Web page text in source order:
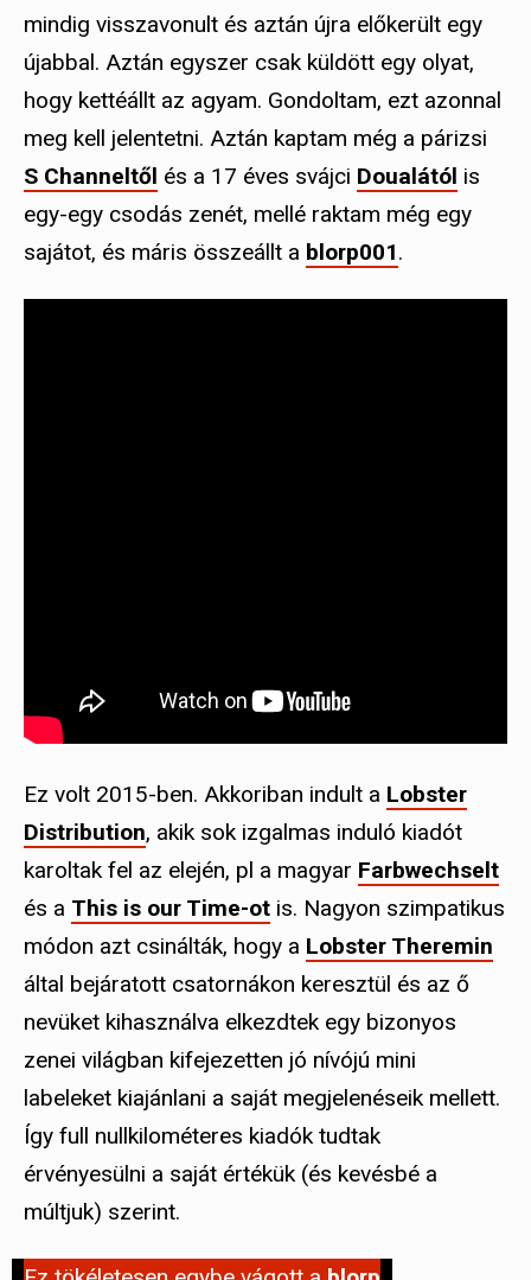
mindig visszavonult és aztán újra előkerült egy
újabbal. Aztán egyszer csak küldött egy olyat,
hogy kettéállt az agyam. Gondoltam, ezt azonnal
meg kell jelentetni. Aztán kaptam még a párizsi
S Channeltől és a 17 éves svájci Doualától is
egy-egy csodás zenét, mellé raktam még egy
sajátot, és máris összeállt a blorp001.
Ez volt 2015-ben. Akkoriban indult a Lobster
Distribution, akik sok izgalmas induló kiadót
karoltak fel az elején, pl a magyar Farbwechselt
és a This is our Time-ot is. Nagyon szimpatikus
módon azt csinálták, hogy a Lobster Theremin
által bejáratott csatornákon keresztül és az ő
nevüket kihasználva elkezdtek egy bizonyos
zenei világban kifejezetten jó nívójú mini
labeleket kiajánlani a saját megjelenéseik mellett.
Így full nullkilométeres kiadók tudtak
érvényesülni a saját értékük (és kevésbé a
múltjuk) szerint.